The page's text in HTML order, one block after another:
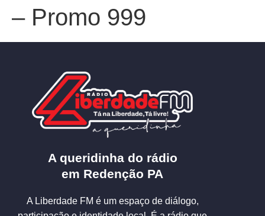
– Promo 999
A queridinha do rádio
em Redenção PA
A Liberdade FM é um espaço de diálogo,